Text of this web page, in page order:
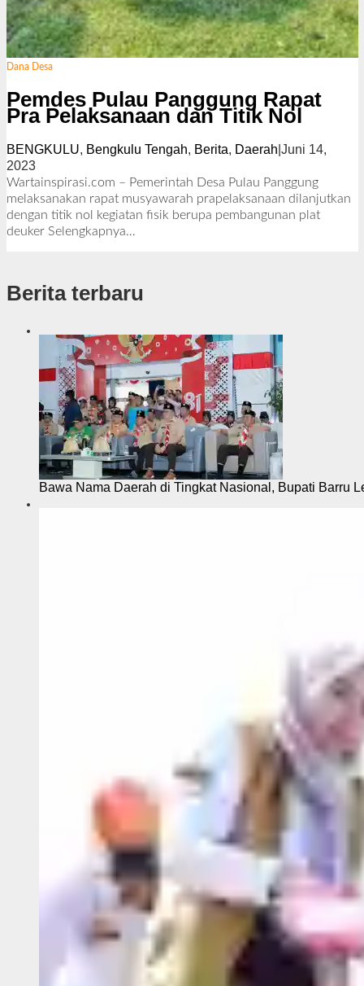
Dana Desa
Pemdes Pulau Panggung Rapat
Pra Pelaksanaan dan Titik Nol
BENGKULU, Bengkulu Tengah, Berita, Daerah Juni 14,
2023o
l
e
h
R
k
Wartainspirasi.com – Pemerintah Desa Pulau Panggung
melaksanakan rapat musyawarah prapelaksanaan dilanjutkan
dengan titik nol kegiatan fisik berupa pembangunan plat
deuker Selengkapnya…
Berita terbaru
Bawa Nama Daerah di Tingkat Nasional, Bupati Barru